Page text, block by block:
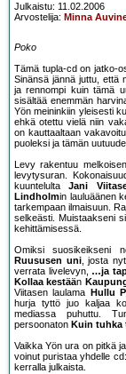
Julkaistu: 11.02.2006
Arvostelija: Minna
Poko
Tämä tupla-cd on jatko-
Sinänsä jännä juttu, että
ja rennompi kuin tämä
sisältää enemmän
Yön meininkiin yleisesti
ehkä otettu vielä niin
on kauttaaltaan
puoleksi ja tämän
Levy rakentuu
levytysuran.
kuuntelultaJani
Lindholmin lauluäänen
tarkempaan ilmaisuun.
selkeästi. Muistaakseni
kehittämisessä.
Omiksi suosikeikseni
Ruususen uni, josta
verrata livelevyn, …ja
Kollaa kestään
Viitasen laulama
Hullu
hurja tyttö juo kaljaa
mediassa puhuttu.
persoonaton Kuin tuhka
Vaikka Yön ura on pitkä
voinut puristaa yhdelle
kerralla julkaista.